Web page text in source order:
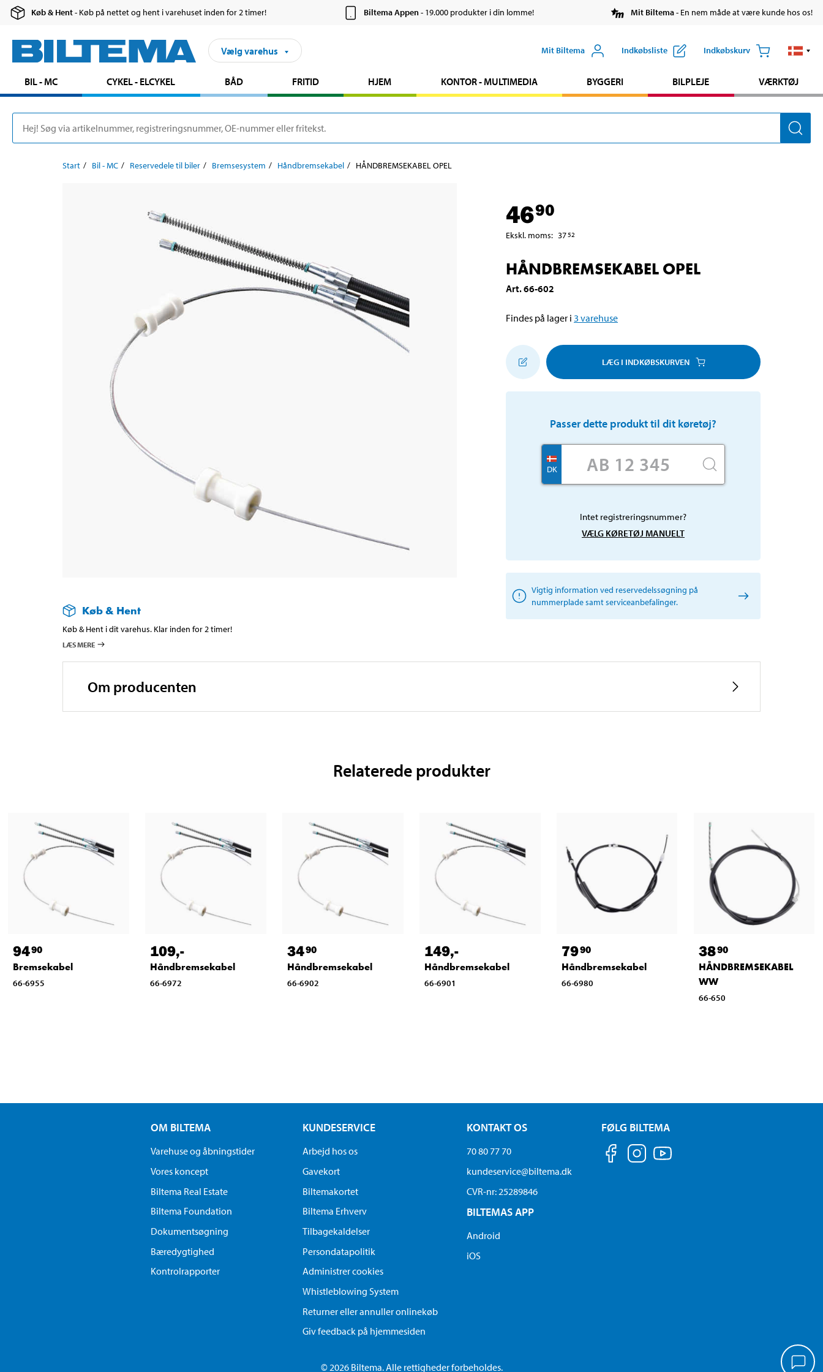
Køb & Hent- Køb på nettet og hent i varehuset inden for 2 timer! Biltema Appen- 19.000 produkter i din lomme! Mit Biltema- En nem måde at være kunde hos os!
Vælg varehus Mit Biltema Indkøbsliste Indkøbskurv
BIL - MC CYKEL - ELCYKEL BÅD FRITID HJEM KONTOR - MULTIMEDIA BYGGERI BILPLEJE VÆRKTØJ
Start Bil - MC Reservedele til biler Bremsesystem Håndbremsekabel HÅNDBREMSEKABEL OPEL
Køb & Hent
Køb & Hent i dit varehus. Klar inden for 2 timer!
LÆS MERE
4690
Ekskl. moms: 3752
HÅNDBREMSEKABEL OPEL
Art.66-602
Findes på lager i 3 varehuse
LÆG I INDKØBSKURVEN
Passer dette produkt til dit køretøj?
DK
Intet registreringsnummer?
VÆLG KØRETØJ MANUELT
Vigtig information ved reservedelssøgning på
nummerplade samt serviceanbefalinger.
Om producenten
Relaterede produkter
9490
Bremsekabel
66-6955
109,-
Håndbremsekabel
66-6972
3490
Håndbremsekabel
66-6902
149,-
Håndbremsekabel
66-6901
7990
Håndbremsekabel
66-6980
3890
HÅNDBREMSEKABEL
WW
66-650
OM BILTEMA
Varehuse og åbningstider
Vores koncept
Biltema Real Estate
Biltema Foundation
Dokumentsøgning
Bæredygtighed
Kontrolrapporter
KUNDESERVICE
Arbejd hos os
Gavekort
Biltemakortet
Biltema Erhverv
Tilbagekaldelser
Persondatapolitik
Administrer cookies
Whistleblowing System
Returner eller annuller onlinekøb
Giv feedback på hjemmesiden
KONTAKT OS
70 80 77 70
kundeservice@biltema.dk
CVR-nr: 25289846
BILTEMAS APP
Android
iOS
FØLG BILTEMA
© 2026 Biltema. Alle rettigheder forbeholdes.